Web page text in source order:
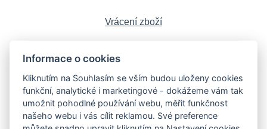
Vrácení zboží
Sledujte nás: Facebook, Instagram,
YouTube, LinkedIn
Informace o cookies
Kliknutím na Souhlasím se vším budou uloženy cookies
funkční, analytické i marketingové - dokážeme vám tak
umožnit pohodlné používání webu, měřit funkčnost
našeho webu i vás cílit reklamou. Své preference